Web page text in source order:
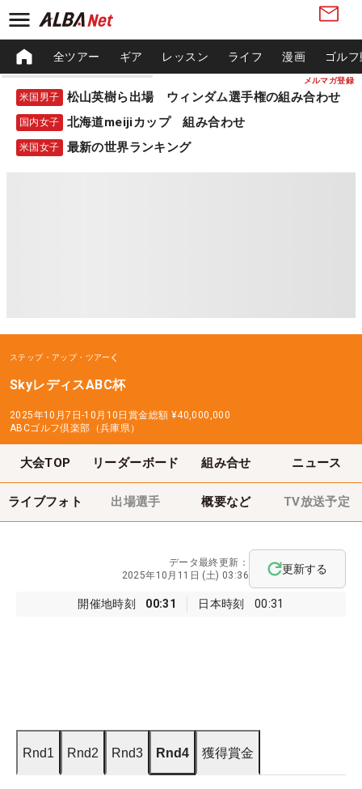
メルマガ登録
全ツアー ギア レッスン ライフ 漫画 ゴル
米国男子 松山英樹ら出場 ウィンダム選手権の組み合わせ
国内女子 北海道meijiカップ 組み合わせ
米国女子 最新の世界ランキング
ステップ・アップ・ツアー
SkyレディスABC杯
2025年10月7日-10月10日 賞金総額 ¥40,000,000
ABCゴルフ倶楽部（兵庫県）
大会TOP リーダーボード 組み合せ ニュース
ライブフォト 出場選手 概要など TV放送予定
開催地時刻 00:31 日本時刻 00:31
データ最終更新：
2025年10月11日 (土) 03:36
更新する
Rnd1 Rnd2 Rnd3 Rnd4 獲得賞金